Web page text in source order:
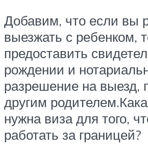
Добавим, что если вы
выезжать с ребенком,
предоставить
рождении и
разрешение на выезд,
другим
нужна виза для того,
работать за границей?